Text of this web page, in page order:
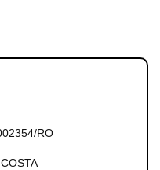
RO